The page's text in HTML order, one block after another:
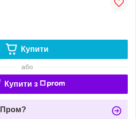
Купити
або
Купити з
Пром?